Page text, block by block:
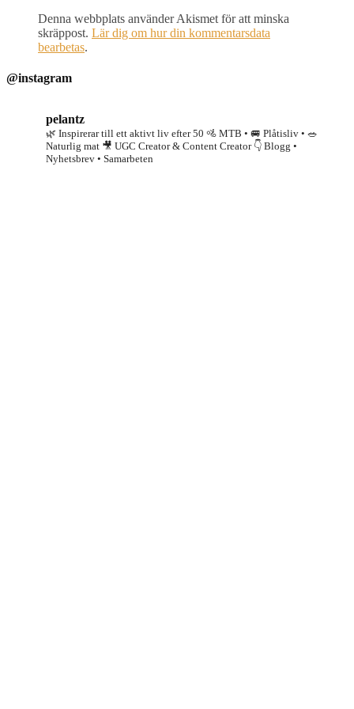
Denna webbplats använder Akismet för att minska
skräppost. Lär dig om hur din kommentarsdata
bearbetas.
@instagram
pelantz
🌿 Inspirerar till ett aktivt liv efter 50 🚵 MTB • 🚐 Plåtisliv • 🥗
Naturlig mat 🎥 UGC Creator & Content Creator👇 Blogg •
Nyhetsbrev • Samarbeten